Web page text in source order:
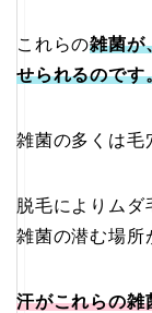
これらの雑菌が
せられるのです
雑菌の多くは毛
脱毛によりムダ
雑菌の潜む場所
汗がこれらの雑